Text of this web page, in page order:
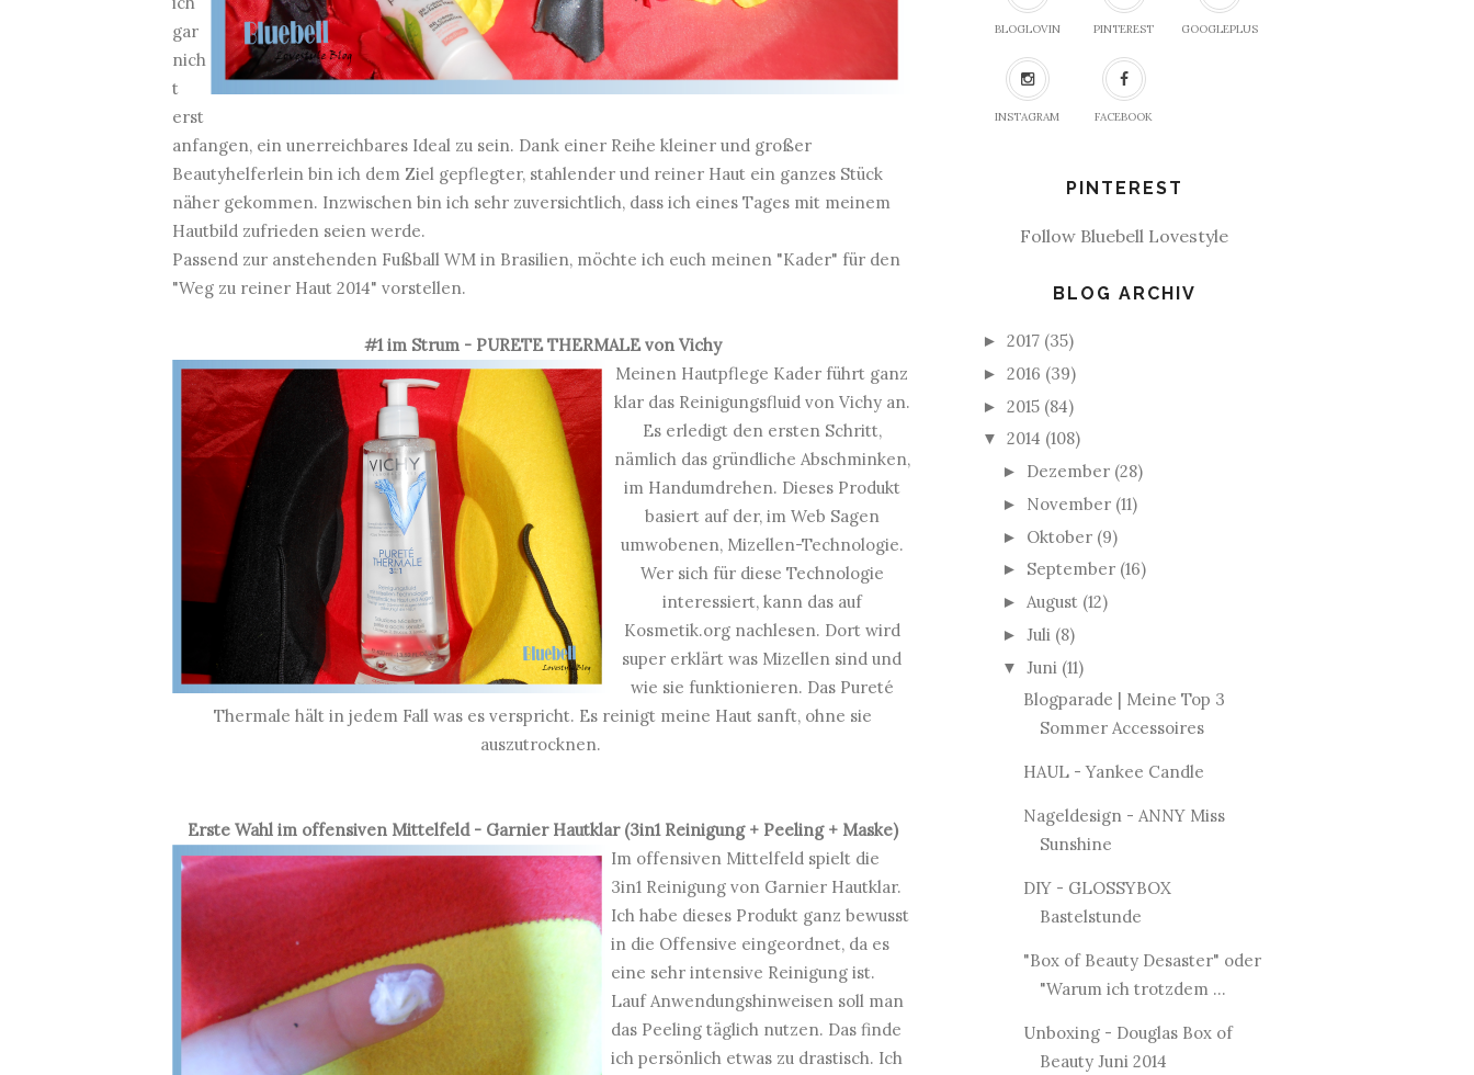
gar
nich
t
erst
anfangen, ein unerreichbares Ideal zu sein. Dank einer Reihe kleiner und großer
Beautyhelferlein bin ich dem Ziel gepflegter, stahlender und reiner Haut ein ganzes Stück
näher gekommen. Inzwischen bin ich sehr zuversichtlich, dass ich eines Tages mit meinem
Hautbild zufrieden seien werde.
Passend zur anstehenden Fußball WM in Brasilien, möchte ich euch meinen "Kader" für den
"Weg zu reiner Haut 2014" vorstellen.
#1 im Strum - PURETE THERMALE von Vichy
Meinen Hautpflege Kader führt ganz
klar das Reinigungsfluid von Vichy an.
Es erledigt den ersten Schritt,
nämlich das gründliche Abschminken,
im Handumdrehen. Dieses Produkt
basiert auf der, im Web Sagen
umwobenen, Mizellen-Technologie.
Wer sich für diese Technologie
interessiert, kann das auf
Kosmetik.orgnachlesen. Dort wird
super erklärt was Mizellen sind und
wie sie funktionieren. Das Pureté
Thermale hält in jedem Fall was es verspricht. Es reinigt meine Haut sanft, ohne sie
auszutrocknen.
Erste Wahl im offensiven Mittelfeld - Garnier Hautklar(3in1 Reinigung + Peeling + Maske)
Im offensiven Mittelfeld spielt die
3in1 Reinigung von Garnier Hautklar.
Ich habe dieses Produkt ganz bewusst
in die Offensive eingeordnet, da es
eine sehr intensive Reinigung ist.
Lauf Anwendungshinweisen soll man
das Peeling täglich nutzen. Das finde
ich persönlich etwas zu drastisch. Ich
BLOGLOVIN PINTEREST GOOGLEPLUS
INSTAGRAM FACEBOOK
PINTEREST
Follow Bluebell Lovestyle
BLOG ARCHIV
► 2017 (35)
► 2016 (39)
► 2015 (84)
▼ 2014 (108)
► Dezember (28)
► November (11)
► Oktober (9)
► September (16)
► August (12)
► Juli (8)
▼ Juni (11)
Blogparade | Meine Top 3
Sommer Accessoires
HAUL - Yankee Candle
Nageldesign - ANNY Miss
Sunshine
DIY - GLOSSYBOX
Bastelstunde
"Box of Beauty Desaster" oder
"Warum ich trotzdem ...
Unboxing - Douglas Box of
Beauty Juni 2014